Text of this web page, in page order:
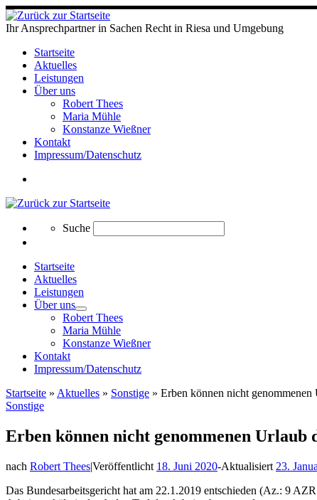
Ihr Ansprechpartner in Sachen Recht in Riesa und Umgebung
Startseite
Aktuelles
Leistungen
Über uns
Robert Thees
Maria Mühle
Konstanze Wießner
Kontakt
Impressum/Datenschutz
SearchSuche
Startseite
Aktuelles
Leistungen
Über uns
Robert Thees
Maria Mühle
Konstanze Wießner
Kontakt
Impressum/Datenschutz
Startseite » Aktuelles » Sonstige » Erben können nicht genommenen
Sonstige
Erben können nicht genommenen Urlaub
nach Robert Thees|Veröffentlicht 18. Juni 2020-Aktualisiert 23.
Das Bundesarbeitsgericht hat am 22.1.2019 entschieden (Az.: 9